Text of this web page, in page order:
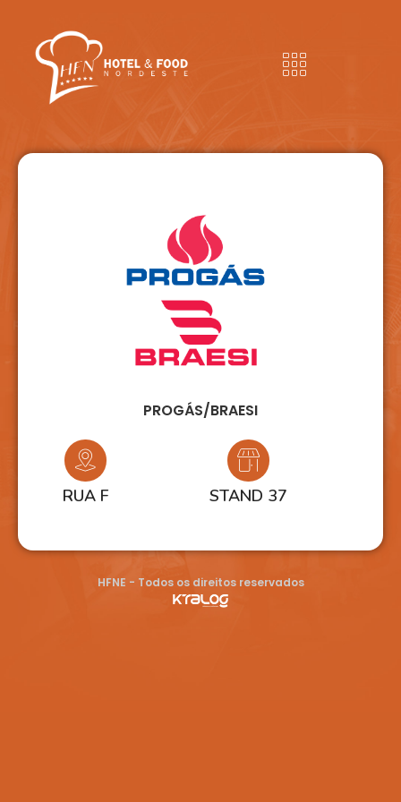
PROGÁS/BRAESI
RUA F STAND 37
HFNE - Todos os direitos reservados